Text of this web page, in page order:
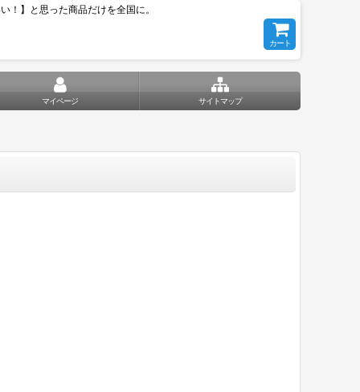
！】と思った商品だけを全国に。
カート
マイページ サイトマップ